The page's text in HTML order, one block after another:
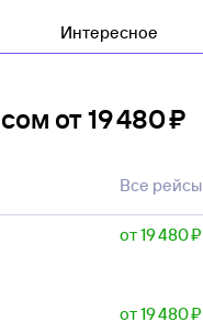
Интересное
от19 ⁠480 ⁠₽
Все рейсы
от 19 ⁠480 ⁠₽
от 19 ⁠480 ⁠₽